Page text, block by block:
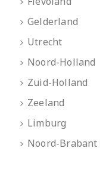
Gelderland
Utrecht
Noord-Holland
Zuid-Holland
Zeeland
Limburg
Noord-Brabant